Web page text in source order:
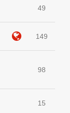
49
149
98
15